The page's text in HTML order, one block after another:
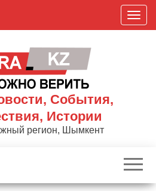
П
о
к
р
События,
Истории
регион, Шымкент